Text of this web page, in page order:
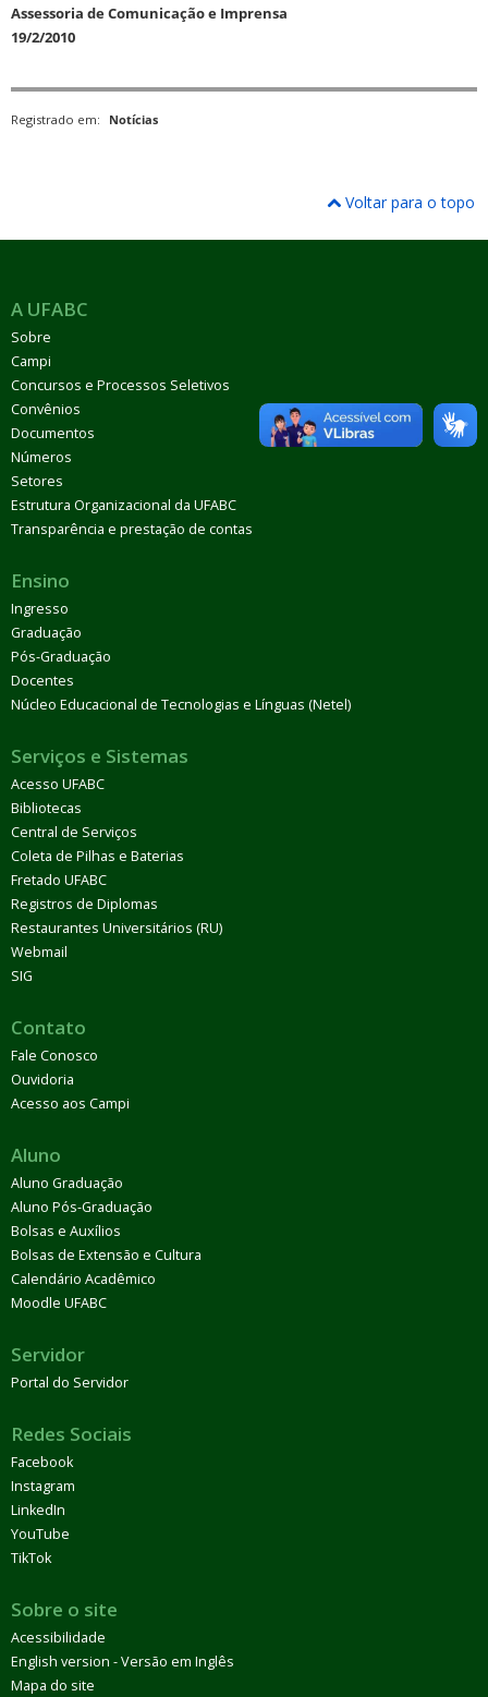
Assessoria de Comunicação e Imprensa
19/2/2010
Registrado em: Notícias
Voltar para o topo
A UFABC
Sobre
Campi
Concursos e Processos Seletivos
Convênios
Documentos
Números
Setores
Estrutura Organizacional da UFABC
Transparência e prestação de contas
Ensino
Ingresso
Graduação
Pós-Graduação
Docentes
Núcleo Educacional de Tecnologias e Línguas (Netel)
Serviços e Sistemas
Acesso UFABC
Bibliotecas
Central de Serviços
Coleta de Pilhas e Baterias
Fretado UFABC
Registros de Diplomas
Restaurantes Universitários (RU)
Webmail
SIG
Contato
Fale Conosco
Ouvidoria
Acesso aos Campi
Aluno
Aluno Graduação
Aluno Pós-Graduação
Bolsas e Auxílios
Bolsas de Extensão e Cultura
Calendário Acadêmico
Moodle UFABC
Servidor
Portal do Servidor
Redes Sociais
Facebook
Instagram
LinkedIn
YouTube
TikTok
Sobre o site
Acessibilidade
English version - Versão em Inglês
Mapa do site